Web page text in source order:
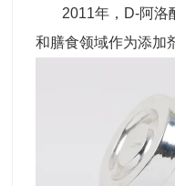
2011年，D-阿洛
和膳食领域作为添加